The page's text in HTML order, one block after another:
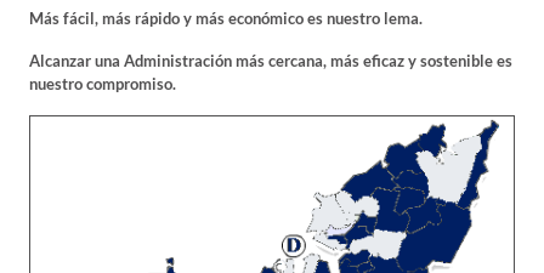
Más fácil, más rápido y más económico es nuestro lema.
Alcanzar una Administración más cercana, más eficaz y sostenible es
nuestro compromiso.